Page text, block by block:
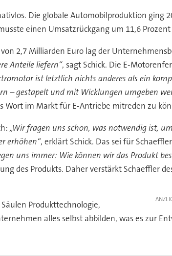
Die globale Automobilproduktion ging
einen Umsatzrückgang um 11,6
2,7 Milliarden Euro lag der
Anteile liefern“, sagt Schick. Die E-
ist letztlich nichts anderes als ein
– gestapelt und mit Wicklungen umgeben
Wort im Markt für E-Antriebe mitreden zu
„Wir fragen uns schon, was notwendig ist,
erhöhen“, erklärt Schick. Das sei für
uns immer: Wie können wir das Produkt
des Produkts. Daher verstärkt Schaeffler
Produkttechnologie,
alles selbst abbilden, was es zur